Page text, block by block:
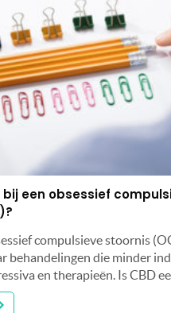
bij een obsessief
compulsieve stoornis
behandelingen die minder
en therapieën. Is CBD